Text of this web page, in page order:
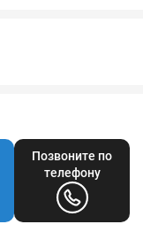
Позвоните по
телефону